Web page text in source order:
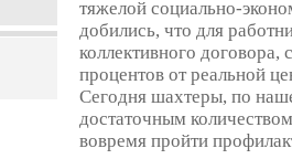
тяжелой социально-
добились, что для
коллективного договора,
процентов от реальной
Сегодня шахтеры, по
достаточным
вовремя пройти